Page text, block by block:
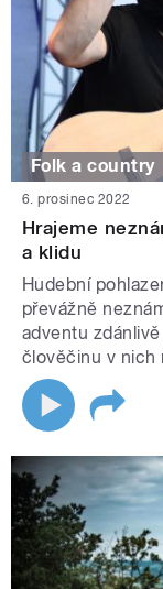
Folk a country
6. prosinec 2022
Hrajeme
a klidu
Hudební
převážně
adventu
člověčinu v nich